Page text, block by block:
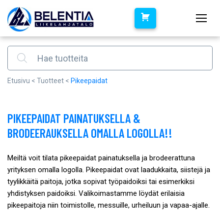
Products search
Etusivu < Tuotteet < Pikeepaidat
PIKEEPAIDAT PAINATUKSELLA &
BRODEERAUKSELLA OMALLA LOGOLLA!!
Meiltä voit tilata pikeepaidat painatuksella ja brodeerattuna
yrityksen omalla logolla. Pikeepaidat ovat laadukkaita, siistejä ja
tyylikkäitä paitoja, jotka sopivat työpaidoiksi tai esimerkiksi
yhdistyksen paidoiksi. Valikoimastamme löydät erilaisia
pikeepaitoja niin toimistolle, messuille, urheiluun ja vapaa-ajalle.